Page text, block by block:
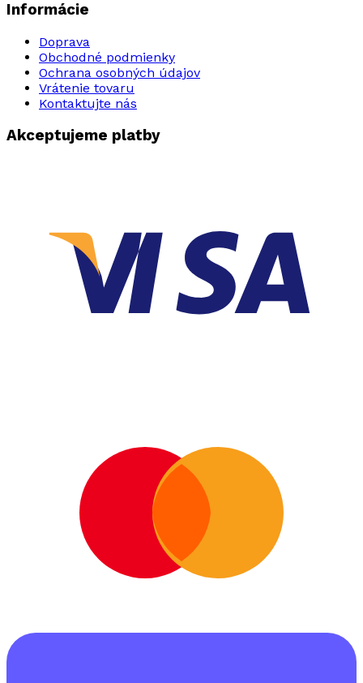
Informácie
Doprava
Obchodné podmienky
Ochrana osobných údajov
Vrátenie tovaru
Kontaktujte nás
Akceptujeme platby